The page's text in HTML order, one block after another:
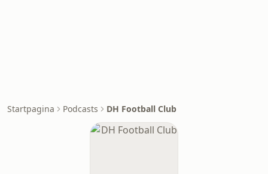
Startpagina Podcasts DH Football Club